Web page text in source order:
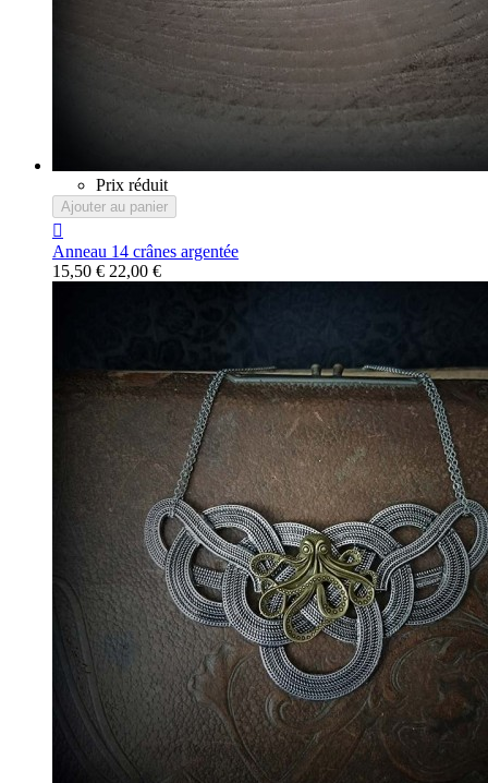
Prix réduit
Ajouter au panier

Anneau 14 crânes argentée
15,50 € 22,00 €